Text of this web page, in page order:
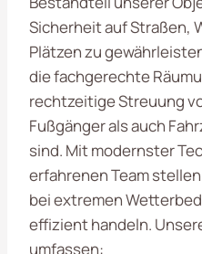
Sicherheit auf Straßen,
Plätzen zu
die fachgerechte
rechtzeitige Streuung
Fußgänger als auch
sind. Mit modernster
erfahrenen Team
bei extremen
effizient handeln.
umfassen: